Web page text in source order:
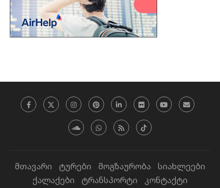
მთავარი ტურები მოგზაურობა
სიახლეები
ქალაქები
ტრანსპორტი კონტაქტი